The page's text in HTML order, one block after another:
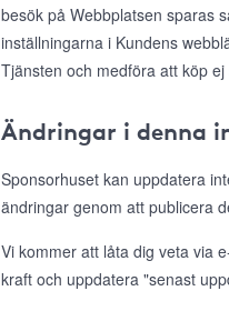
besök på Webbplatsen sparas
inställningarna i Kundens
Tjänsten och medföra att köp
Ändringar i denna
Sponsorhuset kan uppdatera
ändringar genom att publicera
Vi kommer att låta dig veta via
kraft och uppdatera "senast